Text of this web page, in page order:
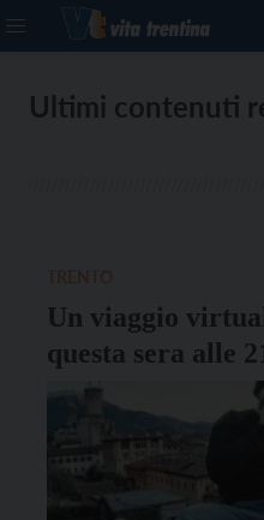
Ultimi contenuti
Un viaggio
questa sera alle